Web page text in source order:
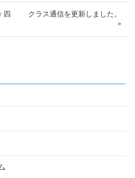
四
クラス通信を更新しました。
»